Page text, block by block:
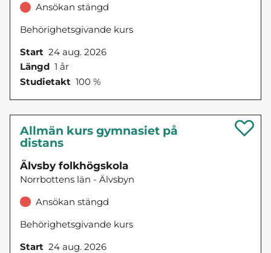
Ansökan stängd
Behörighetsgivande kurs
Start 24 aug. 2026
Längd 1 år
Studietakt 100 %
Allmän kurs gymnasiet på
distans
Älvsby folkhögskola
Norrbottens län - Älvsbyn
Ansökan stängd
Behörighetsgivande kurs
Start 24 aug. 2026